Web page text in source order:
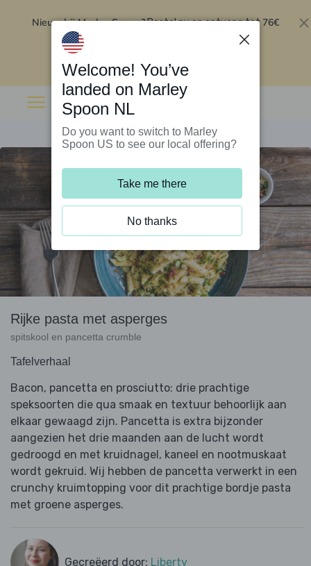
Nieuw bij Marley Spoon?Bestel nu en ontvang tot 76€
Rijke pasta met asperges
spitskool en pancetta crumble
Tafelverhaal
Bacon, pancetta en prosciutto: drie prachtige
speksoorten die qua smaak en textuur behoorlijk aan
elkaar gewaagd zijn. Pancetta is extra bijzonder
aangezien het drie maanden aan de lucht wordt
gedroogd en met kruidnagel, kaneel en nootmuskaat
wordt gekruid. Wij hebben de pancetta verwerkt in een
crunchy kruimtopping voor dit prachtige bordje pasta
met groene asperges.
Gecreëerd door: Liberty
Welcome! You’ve
landed on Marley
Spoon NL
Do you want to switch to Marley
Spoon US to see our local offering?
Take me there
No thanks